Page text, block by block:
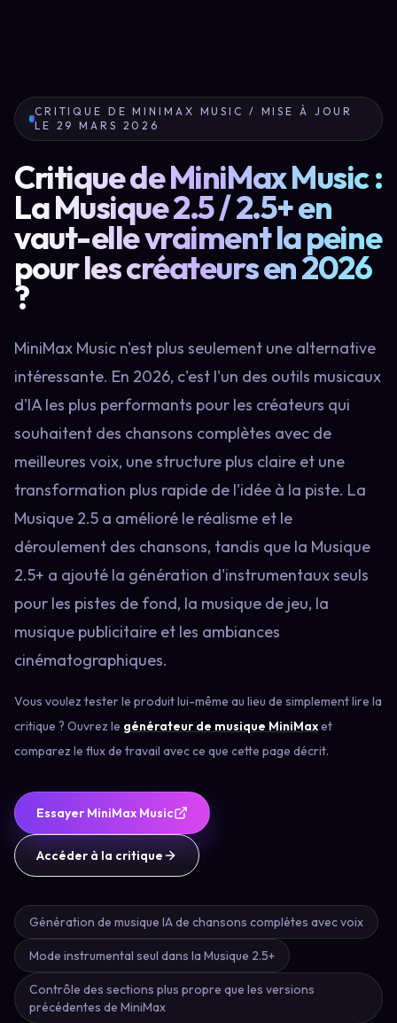
CRITIQUE DE MINIMAX MUSIC / MISE À JOUR
LE 29 MARS 2026
Critique de MiniMax Music :
La Musique 2.5 / 2.5+ en
vaut-elle vraiment la peine
pour les créateurs en 2026
?
MiniMax Music n'est plus seulement une alternative
intéressante. En 2026, c'est l'un des outils musicaux
d'IA les plus performants pour les créateurs qui
souhaitent des chansons complètes avec de
meilleures voix, une structure plus claire et une
transformation plus rapide de l'idée à la piste. La
Musique 2.5 a amélioré le réalisme et le
déroulement des chansons, tandis que la Musique
2.5+ a ajouté la génération d'instrumentaux seuls
pour les pistes de fond, la musique de jeu, la
musique publicitaire et les ambiances
cinématographiques.
Vous voulez tester le produit lui-même au lieu de simplement lire la
critique ? Ouvrez le générateur de musique MiniMaxet
comparez le flux de travail avec ce que cette page décrit.
Essayer MiniMax Music
Accéder à la critique
Génération de musique IA de chansons complètes avec voix
Mode instrumental seul dans la Musique 2.5+
Contrôle des sections plus propre que les versions
précédentes de MiniMax